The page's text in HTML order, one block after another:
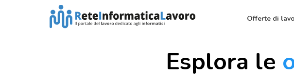
Offerte di
Esplora le